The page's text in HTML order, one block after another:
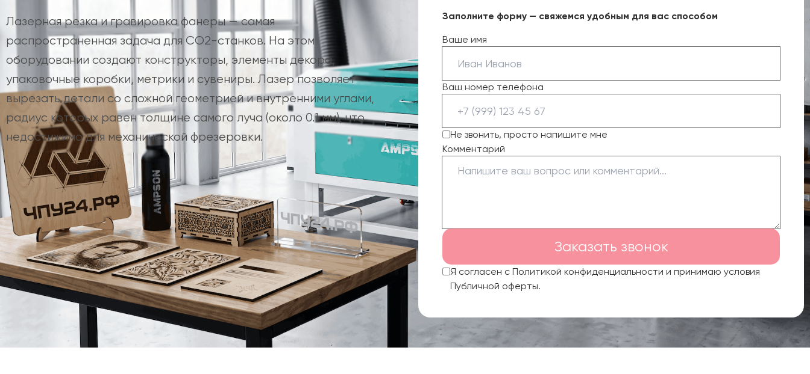
Лазерная резка и гравировка фанеры — самая
распространенная задача для CO2-станков. На этом
оборудовании создают конструкторы, элементы декора,
упаковочные коробки, метрики и сувениры. Лазер позволяет
вырезать детали со сложной геометрией и внутренними углами,
радиус которых равен толщине самого луча (около 0.1 мм), что
недостижимо для механической фрезеровки.
Заполните форму — свяжемся удобным для вас способом
Ваше имя
Ваш номер телефона
Не звонить, просто напишите мне
Комментарий
Заказать звонок
Я согласен с Политикой конфиденциальности и принимаю условия
Публичной оферты.